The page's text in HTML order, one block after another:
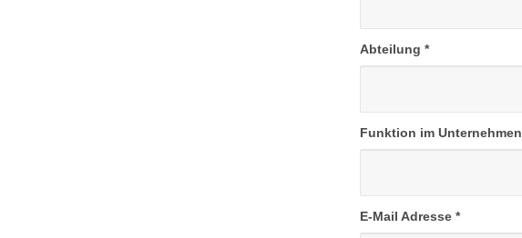
Abteilung *
Funktion im Unternehmen
E-Mail Adresse *